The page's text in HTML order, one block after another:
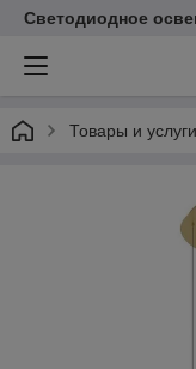
Светодиодное
Товары и услуги